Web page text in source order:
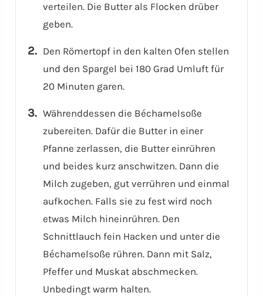
verteilen. Die Butter als Flocken drüber
geben.
Den Römertopf in den kalten Ofen stellen
und den Spargel bei 180 Grad Umluft für
20 Minuten garen.
Währenddessen die Béchamelsoße
zubereiten. Dafür die Butter in einer
Pfanne zerlassen, die Butter einrühren
und beides kurz anschwitzen. Dann die
Milch zugeben, gut verrühren und einmal
aufkochen. Falls sie zu fest wird noch
etwas Milch hineinrühren. Den
Schnittlauch fein Hacken und unter die
Béchamelsoße rühren. Dann mit Salz,
Pfeffer und Muskat abschmecken.
Unbedingt warm halten.